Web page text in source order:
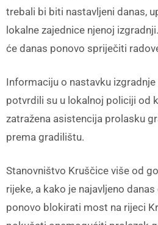
trebali bi biti nastavljeni danas,
lokalne zajednice njenoj
će danas ponovo spriječiti
Informaciju o nastavku
potvrdili su u lokalnoj policiji od
zatražena asistencija prolasku
prema gradilištu.
Stanovništvo Kruščice više od
rijeke, a kako je najavljeno
ponovo blokirati most na rijeci